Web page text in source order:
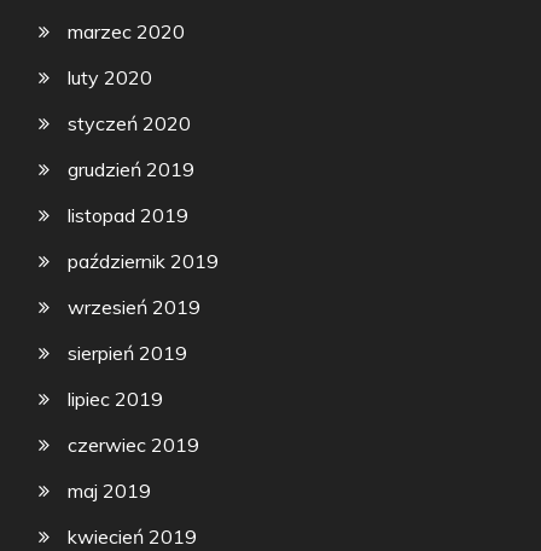
marzec 2020
luty 2020
styczeń 2020
grudzień 2019
listopad 2019
październik 2019
wrzesień 2019
sierpień 2019
lipiec 2019
czerwiec 2019
maj 2019
kwiecień 2019